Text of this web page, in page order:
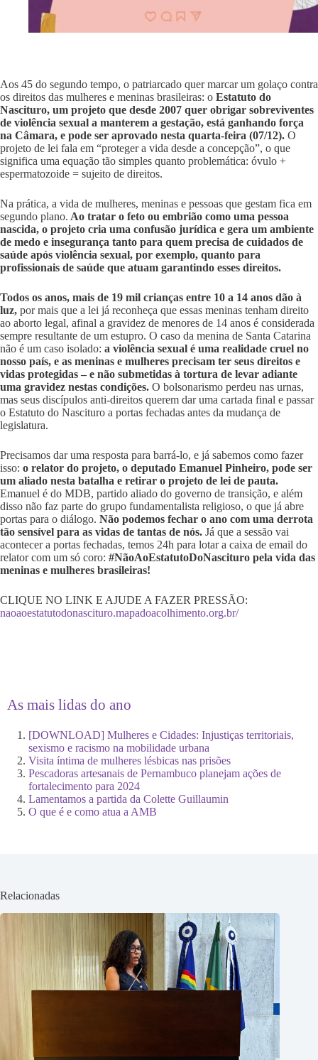
Aos 45 do segundo tempo, o patriarcado quer marcar um golaço contra
os direitos das mulheres e meninas brasileiras: o Estatuto do
Nascituro, um projeto que desde 2007 quer obrigar sobreviventes
de violência sexual a manterem a gestação, está ganhando força
na Câmara, e pode ser aprovado nesta quarta-feira (07/12). O
projeto de lei fala em “proteger a vida desde a concepção”, o que
significa uma equação tão simples quanto problemática: óvulo +
espermatozoide = sujeito de direitos.
Na prática, a vida de mulheres, meninas e pessoas que gestam fica em
segundo plano. Ao tratar o feto ou embrião como uma pessoa
nascida, o projeto cria uma confusão jurídica e gera um ambiente
de medo e insegurança tanto para quem precisa de cuidados de
saúde após violência sexual, por exemplo, quanto para
profissionais de saúde que atuam garantindo esses direitos.
Todos os anos, mais de 19 mil crianças entre 10 a 14 anos dão à
luz, por mais que a lei já reconheça que essas meninas tenham direito
ao aborto legal, afinal a gravidez de menores de 14 anos é considerada
sempre resultante de um estupro. O caso da menina de Santa Catarina
não é um caso isolado: a violência sexual é uma realidade cruel no
nosso país, e as meninas e mulheres precisam ter seus direitos e
vidas protegidas – e não submetidas à tortura de levar adiante
uma gravidez nestas condições. O bolsonarismo perdeu nas urnas,
mas seus discípulos anti-direitos querem dar uma cartada final e passar
o Estatuto do Nascituro a portas fechadas antes da mudança de
legislatura.
Precisamos dar uma resposta para barrá-lo, e já sabemos como fazer
isso: o relator do projeto, o deputado Emanuel Pinheiro, pode ser
um aliado nesta batalha e retirar o projeto de lei de pauta.
Emanuel é do MDB, partido aliado do governo de transição, e além
disso não faz parte do grupo fundamentalista religioso, o que já abre
portas para o diálogo. Não podemos fechar o ano com uma derrota
tão sensível para as vidas de tantas de nós. Já que a sessão vai
acontecer a portas fechadas, temos 24h para lotar a caixa de email do
relator com um só coro: #NãoAoEstatutoDoNascituro pela vida das
meninas e mulheres brasileiras!
CLIQUE NO LINK E AJUDE A FAZER PRESSÃO:
naoaoestatutodonascituro.mapadoacolhimento.org.br/
As mais lidas do ano
[DOWNLOAD] Mulheres e Cidades: Injustiças territoriais,
sexismo e racismo na mobilidade urbana
Visita íntima de mulheres lésbicas nas prisões
Pescadoras artesanais de Pernambuco planejam ações de
fortalecimento para 2024
Lamentamos a partida da Colette Guillaumin
O que é e como atua a AMB
Relacionadas